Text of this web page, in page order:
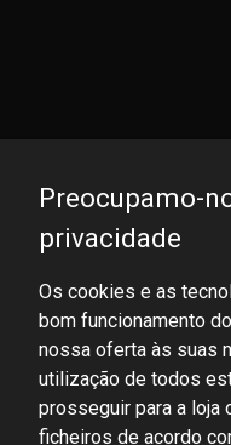
DOMINATOR GROUP Sp. z o.o.
Ludowa 59, 43-514 Kaniów,
VAT ID No.: 6521751083
Preocupamo-
privacidade
Os cookies e as
bom funcionamento
nossa oferta às suas
utilização de todos
prosseguir para a loja
ficheiros de acordo